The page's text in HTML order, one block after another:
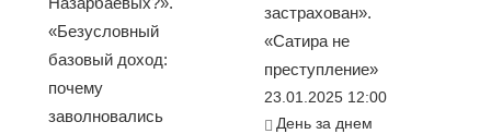
«Безусловный
базовый доход:
почему
заволновались
застрахован».
«Сатира не
преступление»
23.01.2025 12:00
День за днем